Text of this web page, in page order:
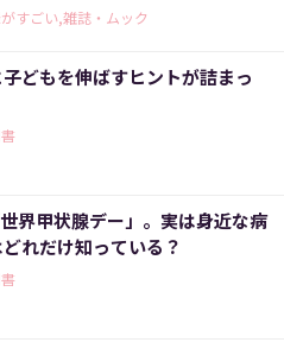
すごい,雑誌・ムック
どもを伸ばすヒントが詰まっ
界甲状腺デー」。実は身近な病
れだけ知っている？